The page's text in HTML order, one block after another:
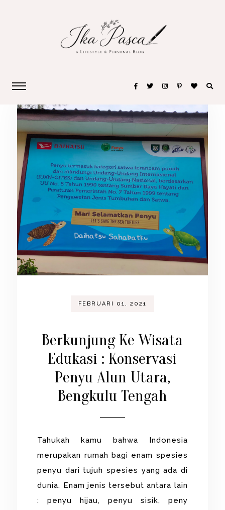
FEBRUARI 01, 2021
Berkunjung Ke Wisata
Edukasi : Konservasi
Penyu Alun Utara,
Bengkulu Tengah
Tahukah kamu bahwa Indonesia
merupakan rumah bagi enam spesies
penyu dari tujuh spesies yang ada di
dunia. Enam jenis tersebut antara lain
: penyu hijau, penyu sisik, peny